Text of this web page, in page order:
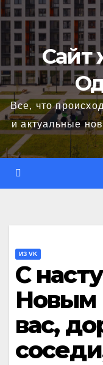
Перейти
содержимомуСайт
Все, что
и актуальные
ИЗ VK
С
Новым
вас,